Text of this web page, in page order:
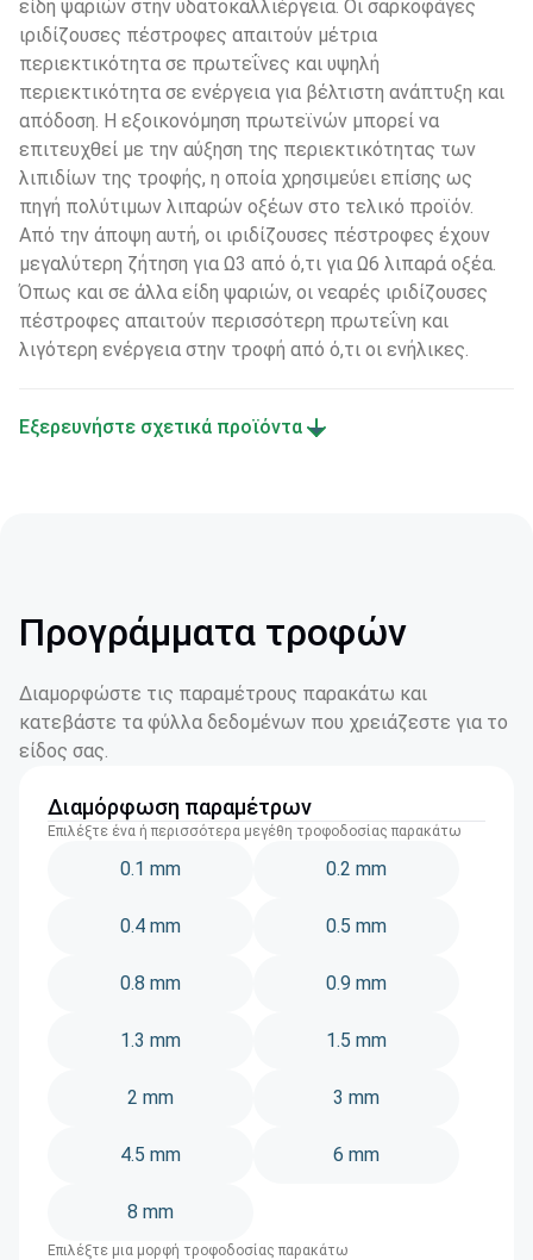
είδη ψαριών στην υδατοκαλλιέργεια. Οι σαρκοφάγες
ιριδίζουσες πέστροφες απαιτούν μέτρια
περιεκτικότητα σε πρωτεΐνες και υψηλή
περιεκτικότητα σε ενέργεια για βέλτιστη ανάπτυξη και
απόδοση. Η εξοικονόμηση πρωτεϊνών μπορεί να
επιτευχθεί με την αύξηση της περιεκτικότητας των
λιπιδίων της τροφής, η οποία χρησιμεύει επίσης ως
πηγή πολύτιμων λιπαρών οξέων στο τελικό προϊόν.
Από την άποψη αυτή, οι ιριδίζουσες πέστροφες έχουν
μεγαλύτερη ζήτηση για Ω3 από ό,τι για Ω6 λιπαρά οξέα.
Όπως και σε άλλα είδη ψαριών, οι νεαρές ιριδίζουσες
πέστροφες απαιτούν περισσότερη πρωτεΐνη και
λιγότερη ενέργεια στην τροφή από ό,τι οι ενήλικες.
Εξερευνήστε σχετικά προϊόντα
Προγράμματα τροφών
Διαμορφώστε τις παραμέτρους παρακάτω και
κατεβάστε τα φύλλα δεδομένων που χρειάζεστε για το
είδος σας.
Διαμόρφωση παραμέτρων
Επιλέξτε ένα ή περισσότερα μεγέθη τροφοδοσίας παρακάτω
0.1 mm 0.2 mm
0.4 mm 0.5 mm
0.8 mm 0.9 mm
1.3 mm 1.5 mm
2 mm 3 mm
4.5 mm 6 mm
8 mm
Επιλέξτε μια μορφή τροφοδοσίας παρακάτω